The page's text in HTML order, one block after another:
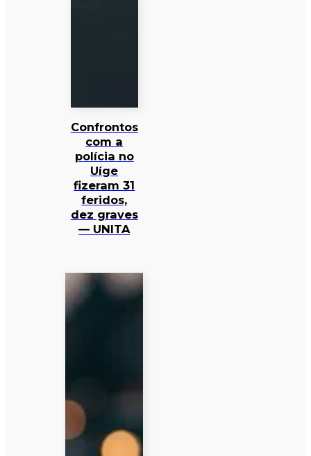
Confrontos
com a
polícia no
Uíge
fizeram 31
feridos,
dez graves
— UNITA